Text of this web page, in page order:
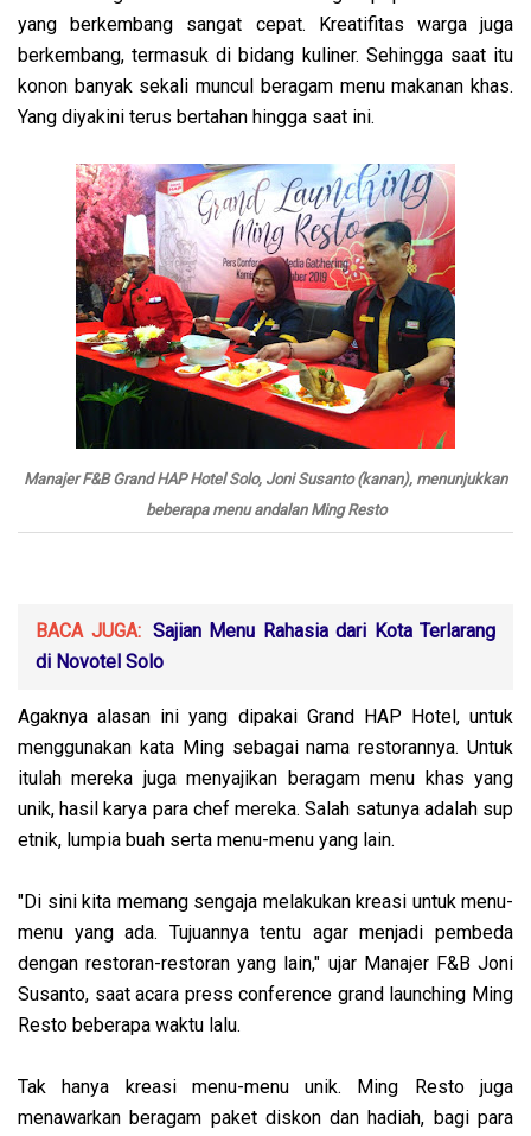
yang berkembang sangat cepat. Kreatifitas warga juga
berkembang, termasuk di bidang kuliner. Sehingga saat itu
konon banyak sekali muncul beragam menu makanan khas.
Yang diyakini terus bertahan hingga saat ini.
Manajer F&B Grand HAP Hotel Solo, Joni Susanto (kanan), menunjukkan
beberapa menu andalan Ming Resto
BACA JUGA: Sajian Menu Rahasia dari Kota Terlarang
di Novotel Solo
Agaknya alasan ini yang dipakai Grand HAP Hotel, untuk
menggunakan kata Ming sebagai nama restorannya. Untuk
itulah mereka juga menyajikan beragam menu khas yang
unik, hasil karya para chef mereka. Salah satunya adalah sup
etnik, lumpia buah serta menu-menu yang lain.
"Di sini kita memang sengaja melakukan kreasi untuk menu-
menu yang ada. Tujuannya tentu agar menjadi pembeda
dengan restoran-restoran yang lain," ujar Manajer F&B Joni
Susanto, saat acara press conference grand launching Ming
Resto beberapa waktu lalu.
Tak hanya kreasi menu-menu unik. Ming Resto juga
menawarkan beragam paket diskon dan hadiah, bagi para